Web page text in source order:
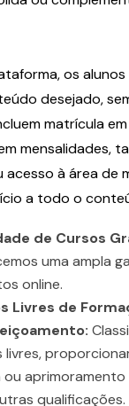
os
desejado,
matrícula
mensalidades,
acesso à área de
a todo o
de Cursos
uma ampla
online.
Livres de
livres,
ou
qualificações.